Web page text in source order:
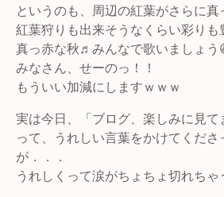
というのも、周辺の紅葉がさらに真
紅葉狩りも出来そうなくらい彩りも
真っ赤な秋♬みんなで歌いましょう
みなさん、せーのっ！！
もういい加減にしますｗｗｗ
実は今日、「ブログ、楽しみに見て
って、うれしい言葉をかけてくださ
が．．．
うれしくって涙がちょちょ切れち